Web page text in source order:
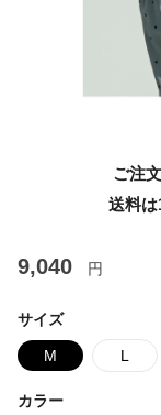
ご注
送料は
9,040 円
サイズ
M L
カラー